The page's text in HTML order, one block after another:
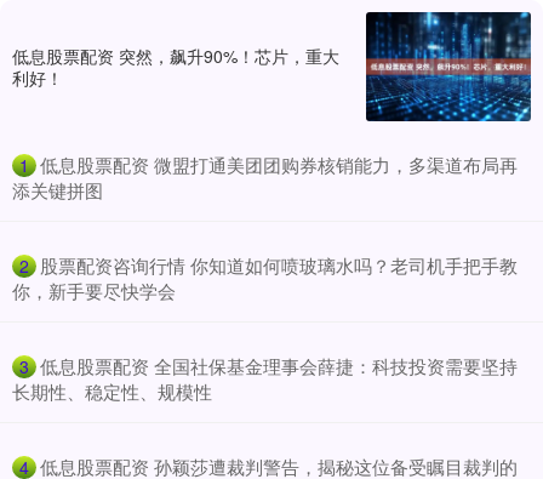
低息股票配资 突然，飙升90%！芯片，重大
利好！
1 ​低息股票配资 微盟打通美团团购券核销能力，多渠道布局再
添关键拼图
2 ​股票配资咨询行情 你知道如何喷玻璃水吗？老司机手把手教
你，新手要尽快学会
3 ​低息股票配资 全国社保基金理事会薛捷：科技投资需要坚持
长期性、稳定性、规模性
4 ​低息股票配资 孙颖莎遭裁判警告，揭秘这位备受瞩目裁判的